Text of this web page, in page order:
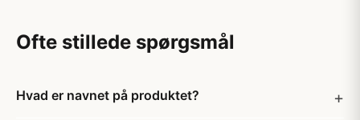
Ofte stillede spørgsmål
Hvad er navnet på produktet?